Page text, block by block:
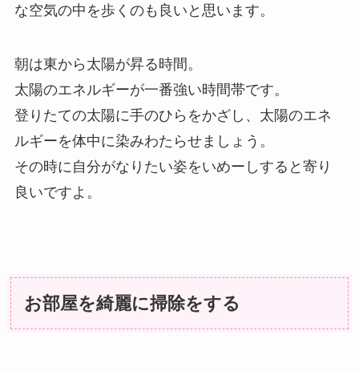
な空気の中を歩くのも良いと思います。
朝は東から太陽が昇る時間。
太陽のエネルギーが一番強い時間帯です。
登りたての太陽に手のひらをかざし、太陽のエネ
ルギーを体中に染みわたらせましょう。
その時に自分がなりたい姿をいめーしすると寄り
良いですよ。
お部屋を綺麗に掃除をする